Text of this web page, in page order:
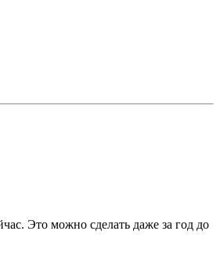
Это можно сделать даже за год до